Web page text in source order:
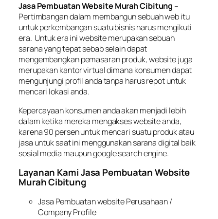
Jasa Pembuatan Website Murah Cibitung –
Pertimbangan dalam membangun sebuah web itu
untuk perkembangan suatu bisnis harus mengikuti
era. Untuk era ini website merupakan sebuah
sarana yang tepat sebab selain dapat
mengembangkan pemasaran produk, website juga
merupakan kantor virtual dimana konsumen dapat
mengunjungi profil anda tanpa harus repot untuk
mencari lokasi anda.
Kepercayaan konsumen anda akan menjadi lebih
dalam ketika mereka mengakses website anda,
karena 90 persen untuk mencari suatu produk atau
jasa untuk saat ini menggunakan sarana digital baik
sosial media maupun google search engine.
Layanan Kami Jasa Pembuatan Website
Murah Cibitung
Jasa Pembuatan website Perusahaan /
Company Profile